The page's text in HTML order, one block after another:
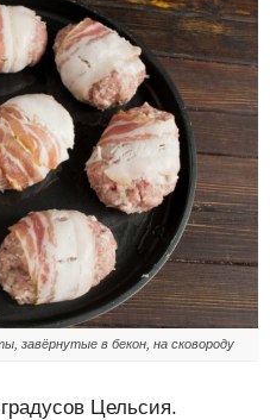
завёрнутые в бекон, на сковороду
Цельсия.